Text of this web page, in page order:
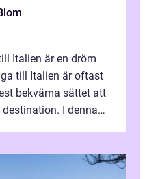
Italien är en dröm
till Italien är oftast
bekväma sättet att
I denna